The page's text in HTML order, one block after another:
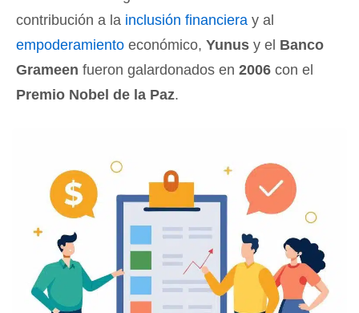
contribución a la inclusión financiera y al
empoderamiento económico, Yunus y el Banco
Grameen fueron galardonados en 2006 con el
Premio Nobel de la Paz.